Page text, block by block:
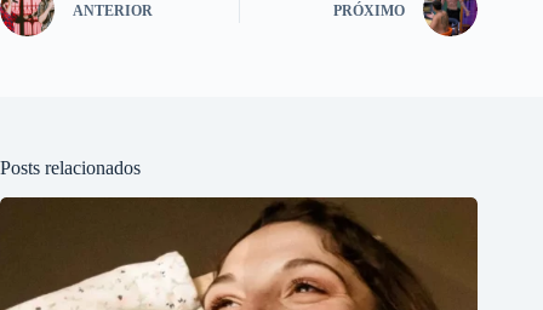
ANTERIOR PRÓXIMO
Posts relacionados